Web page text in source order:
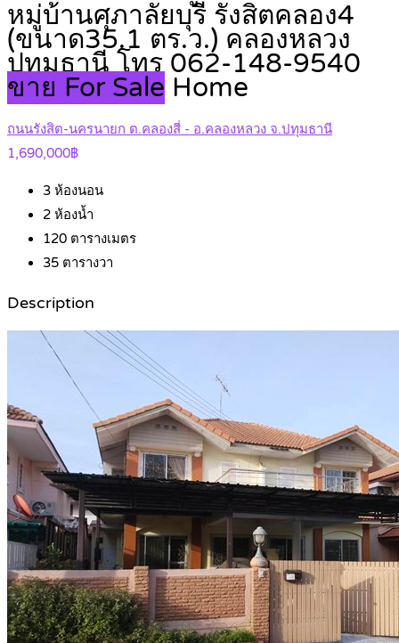
หมู่บ้านศุภาลัยบุรี รังสิตคลอง4
(ขนาด35.1 ตร.ว.) คลองหลวง
ปทุมธานี โทร 062-148-9540
ขาย For Sale Home
ถนนรังสิต-นครนายก ต.คลองสี่ - อ.คลองหลวง จ.ปทุมธานี
1,690,000฿
3 ห้องนอน
2 ห้องน้ำ
120 ตารางเมตร
35 ตารางวา
Description